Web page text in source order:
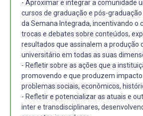
- Aproximar e integrar a comunidade
cursos de graduação e pós-
da Semana Integrada, incentivando o
trocas e debates sobre conteúdos,
resultados que assinalem a produção
universitário em todas as suas
- Refletir sobre as ações que a
promovendo e que produzem
problemas sociais, econômicos,
- Refletir e potencializar as atuais e
inter e transdisciplinares,